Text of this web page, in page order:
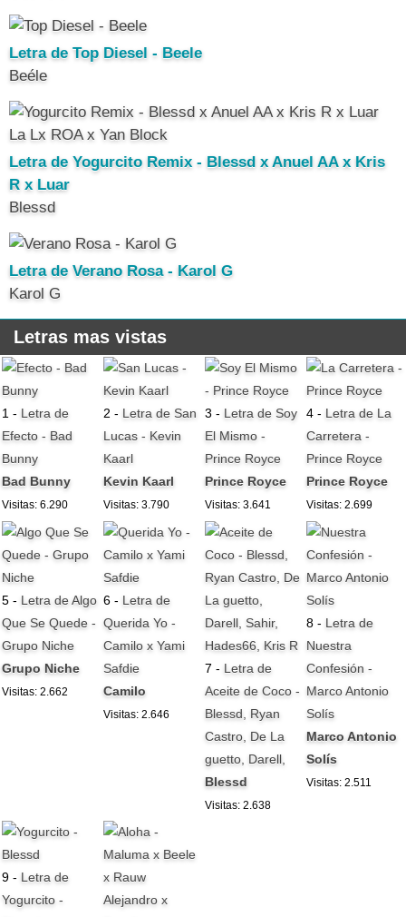
Letra de Top Diesel - Beele
Beéle
Letra de Yogurcito Remix - Blessd x Anuel AA x Kris
R x Luar
Blessd
Letra de Verano Rosa - Karol G
Karol G
Letras mas vistas
1 - Letra de
Efecto - Bad
Bunny
Bad Bunny
Visitas: 6.290
2 - Letra de San
Lucas - Kevin
Kaarl
Kevin Kaarl
Visitas: 3.790
3 - Letra de Soy
El Mismo -
Prince Royce
Prince Royce
Visitas: 3.641
4 - Letra de La
Carretera -
Prince Royce
Prince Royce
Visitas: 2.699
5 - Letra de Algo
Que Se Quede -
Grupo Niche
Grupo Niche
Visitas: 2.662
6 - Letra de
Querida Yo -
Camilo x Yami
Safdie
Camilo
Visitas: 2.646
7 - Letra de
Aceite de Coco -
Blessd, Ryan
Castro, De La
guetto, Darell,
Blessd
Visitas: 2.638
8 - Letra de
Nuestra
Confesión -
Marco Antonio
Solís
Marco Antonio
Solís
Visitas: 2.511
9 - Letra de
Yogurcito -